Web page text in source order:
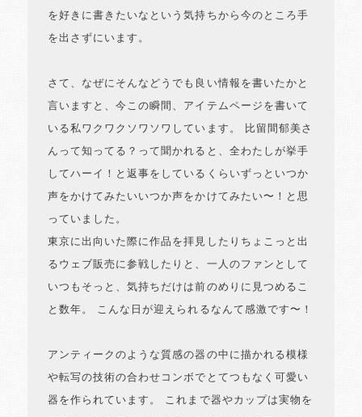
を好きに書きたいなという気持ちから今のところ手
を出さずにいます。
さて、なぜにそんなどうでも良い情報を書いたかと
言いますと、今この瞬間、アイテムページを書いて
いる私ワクワクソワソワしています。 比留間郁美さ
んって知ってる？って聞かれると、全わたしが挙手
してハーイ！と返事をしているくらいずっといつか
声をかけてみたいいつか声をかけてみたい〜！と思
っていました。
東京に出向いた際に作品を拝見したりちょこっと出
るウェブ販売に参戦したりと、一人のファンとして
いつもそっと、気持ちだけは前のめりに見つめるこ
と数年。 こんな日が迎えられるなんて感激です〜！
アンティークのような質感の器の中に描かれる模様
や転写の技術の合わせコンボでとてつもなく可愛い
器を作られています。 これまで器やカップは実物を